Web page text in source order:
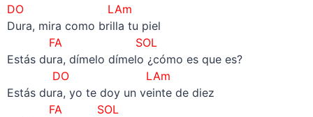
DO LAm
Dura, mira como brilla tu piel
FA SOL
Estás dura, dímelo dímelo ¿cómo es que es?
DO LAm
Estás dura, yo te doy un veinte de diez
FA SOL